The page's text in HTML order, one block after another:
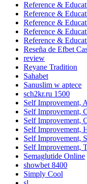
Reference &
Reference &
Reference &
Reference &
Reference &
Reseña de Efbet
review
Reyane Tradition
Sahabet
Sanuslim w aptece
sch2kr.ru 1500
Self Improvement,
Self Improvement,
Self Improvement,
Self Improvement,
Self Improvement,
Self Improvement,
Semaglutide Online
showbet 8400
Simply Cool